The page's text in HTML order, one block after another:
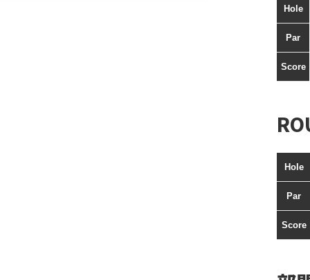
Hole
Par
Score
Hole
Par
Score